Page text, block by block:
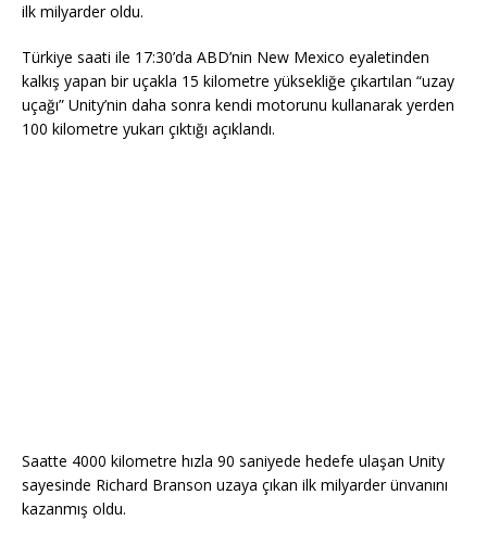
ilk milyarder oldu.
Türkiye saati ile 17:30’da ABD’nin New Mexico eyaletinden
kalkış yapan bir uçakla 15 kilometre yüksekliğe çıkartılan “uzay
uçağı” Unity’nin daha sonra kendi motorunu kullanarak yerden
100 kilometre yukarı çıktığı açıklandı.
Saatte 4000 kilometre hızla 90 saniyede hedefe ulaşan Unity
sayesinde Richard Branson uzaya çıkan ilk milyarder ünvanını
kazanmış oldu.